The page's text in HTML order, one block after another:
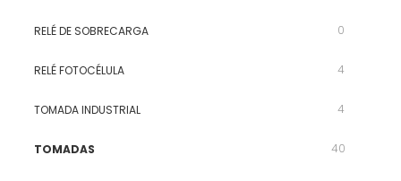
RELÉ DE SOBRECARGA 0
RELÉ FOTOCÉLULA 4
TOMADA INDUSTRIAL 4
TOMADAS 40